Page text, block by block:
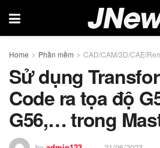
Home Phần mềm CAD/CAM/3D/CAE/
Sử dụng
Code ra tọa độ
G56,… trong